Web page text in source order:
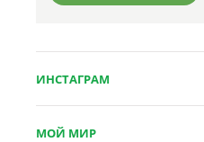
ИНСТАГРАМ
МОЙ МИР